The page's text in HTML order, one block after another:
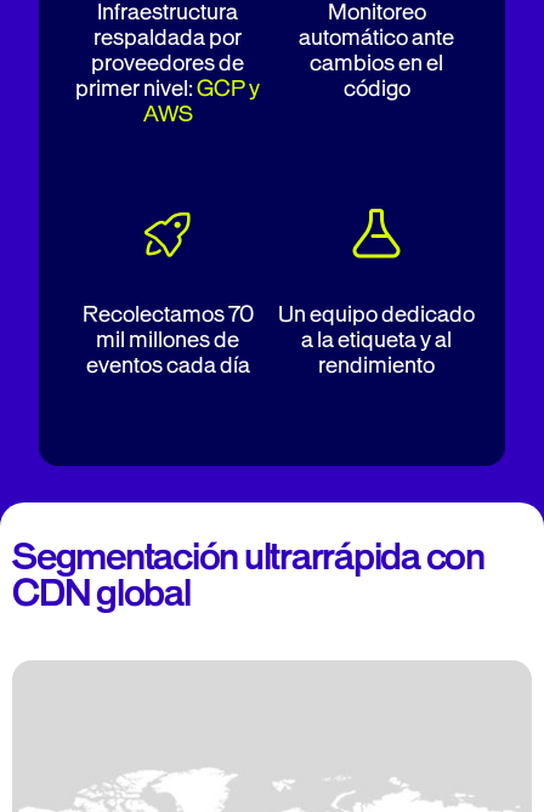
Infraestructura
respaldada por
proveedores de
primer nivel:GCP y
AWS
Monitoreo
automático ante
cambios en el
código
Recolectamos 70
mil millones de
eventos cada día
Un equipo dedicado
a la etiqueta y al
rendimiento
Segmentación ultrarrápida con
CDN global